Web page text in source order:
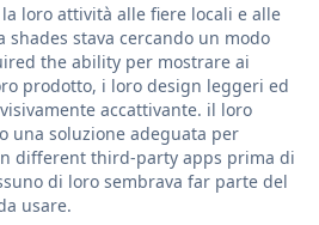
loro attività alle fiere locali e alle
stava cercando un modo
the ability per mostrare ai
prodotto, i loro design leggeri ed
accattivante. il loro
una soluzione adeguata per
different third-party apps prima di
di loro sembrava far parte del
usare.